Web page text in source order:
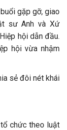
gặp gỡ, giao
sư Anh và Xứ
hội dẫn đầu.
hội vừa nhậm
sẻ đôi nét khái
chức theo luật